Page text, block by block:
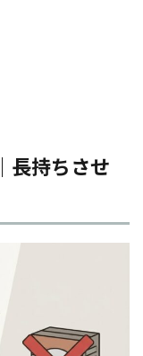
長持ちさせ